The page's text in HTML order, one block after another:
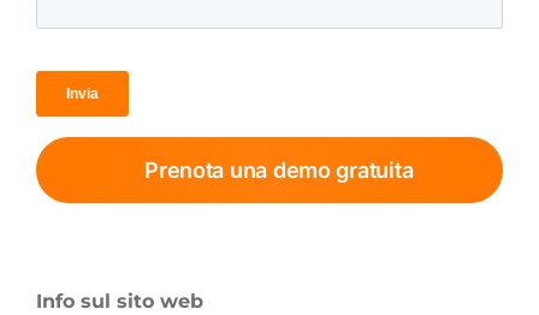
Prenota una demo gratuita
Info sul sito web